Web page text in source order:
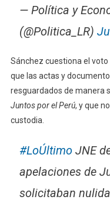
— Política y
(@Politica_LR)
Sánchez cuestiona el
que las actas y
resguardados de manera
Juntos por el Perú, y que
custodia.
#LoÚltimoJNE
apelaciones de
solicitaban